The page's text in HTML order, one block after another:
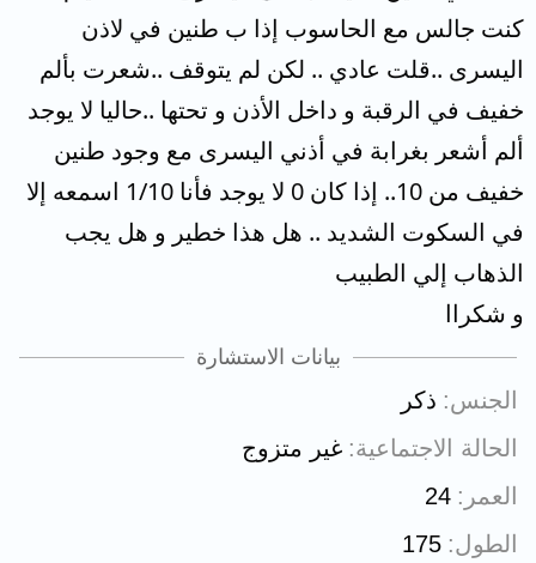
كنت جالس مع الحاسوب إذا ب طنين في لاذن
اليسرى ..قلت عادي .. لكن لم يتوقف ..شعرت بألم
خفيف في الرقبة و داخل الأذن و تحتها ..حاليا لا يوجد
ألم أشعر بغرابة في أذني اليسرى مع وجود طنين
خفيف من 10.. إذا كان 0 لا يوجد فأنا 1/10 اسمعه إلا
في السكوت الشديد .. هل هذا خطير و هل يجب
الذهاب إلي الطبيب
و شكراا
بيانات الاستشارة
الجنس ذكر
الحالة الاجتماعية غير متزوج
العمر
24
الطول 175